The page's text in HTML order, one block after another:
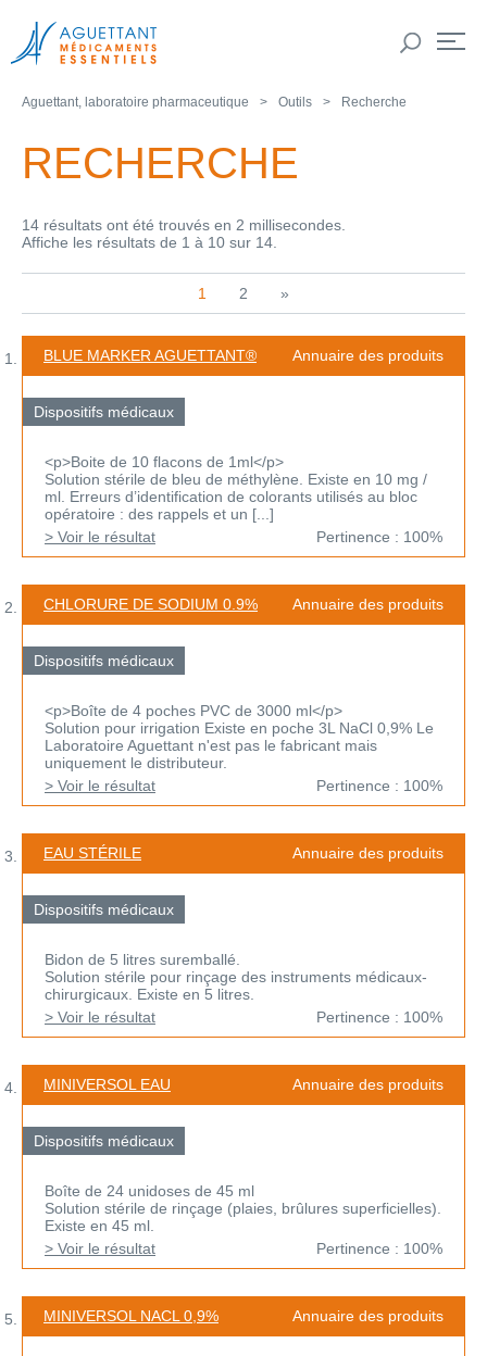
Aguettant, laboratoire pharmaceutique Outils Recherche
RECHERCHE
14 résultats ont été trouvés en 2 millisecondes.
Affiche les résultats de 1 à 10 sur 14.
1 2 »
BLUE MARKER AGUETTANT® Annuaire des produits
Dispositifs médicaux
<p>Boite de 10 flacons de 1ml</p>
Solution stérile de bleu de méthylène. Existe en 10 mg /
ml. Erreurs d’identification de colorants utilisés au bloc
opératoire : des rappels et un [...]
> Voir le résultat
Pertinence : 100%
CHLORURE DE SODIUM 0.9% Annuaire des produits
Dispositifs médicaux
<p>Boîte de 4 poches PVC de 3000 ml</p>
Solution pour irrigation Existe en poche 3L NaCl 0,9% Le
Laboratoire Aguettant n'est pas le fabricant mais
uniquement le distributeur.
> Voir le résultat
Pertinence : 100%
EAU STÉRILE Annuaire des produits
Dispositifs médicaux
Bidon de 5 litres suremballé.
Solution stérile pour rinçage des instruments médicaux-
chirurgicaux. Existe en 5 litres.
> Voir le résultat
Pertinence : 100%
MINIVERSOL EAU Annuaire des produits
Dispositifs médicaux
Boîte de 24 unidoses de 45 ml
Solution stérile de rinçage (plaies, brûlures superficielles).
Existe en 45 ml.
> Voir le résultat
Pertinence : 100%
MINIVERSOL NACL 0,9% Annuaire des produits